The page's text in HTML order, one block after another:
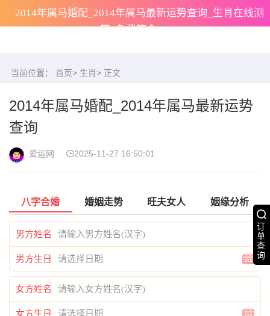
2014年属马婚配_2014年属马最新运势查询_生肖在线测
算_免费算命
订
单
查
询
当前位置： 首页> 生肖> 正文
2014年属马婚配_2014年属马最新运势
查询
爱运网 2025-11-27 16:50:01
八字合婚 婚姻走势 旺夫女人 姻缘分析
男方姓名
男方生日
女方姓名
女方生日